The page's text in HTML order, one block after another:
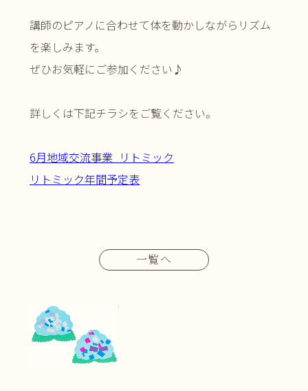
講師のピアノに合わせて体を動かしながらリズム
を楽しみます。
ぜひお気軽にご参加ください♪
詳しくは下記チラシをご覧ください。
6月地域交流事業_リトミック
リトミック年間予定表
一覧へ